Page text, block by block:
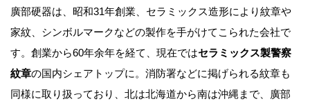
廣部硬器は、昭和31年創業、セラミックス造形により紋章や
家紋、シンボルマークなどの製作を手がけてこられた会社で
す。創業から60年余年を経て、現在ではセラミックス製警察
紋章の国内シェアトップに。消防署などに掲げられる紋章も
同様に取り扱っており、北は北海道から南は沖縄まで、廣部